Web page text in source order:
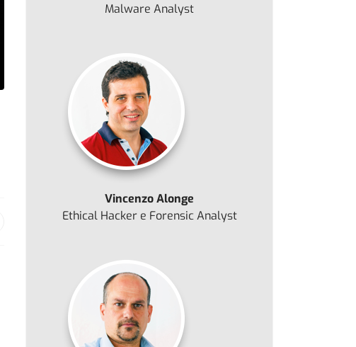
Malware Analyst
Vincenzo Alonge
Ethical Hacker e Forensic Analyst